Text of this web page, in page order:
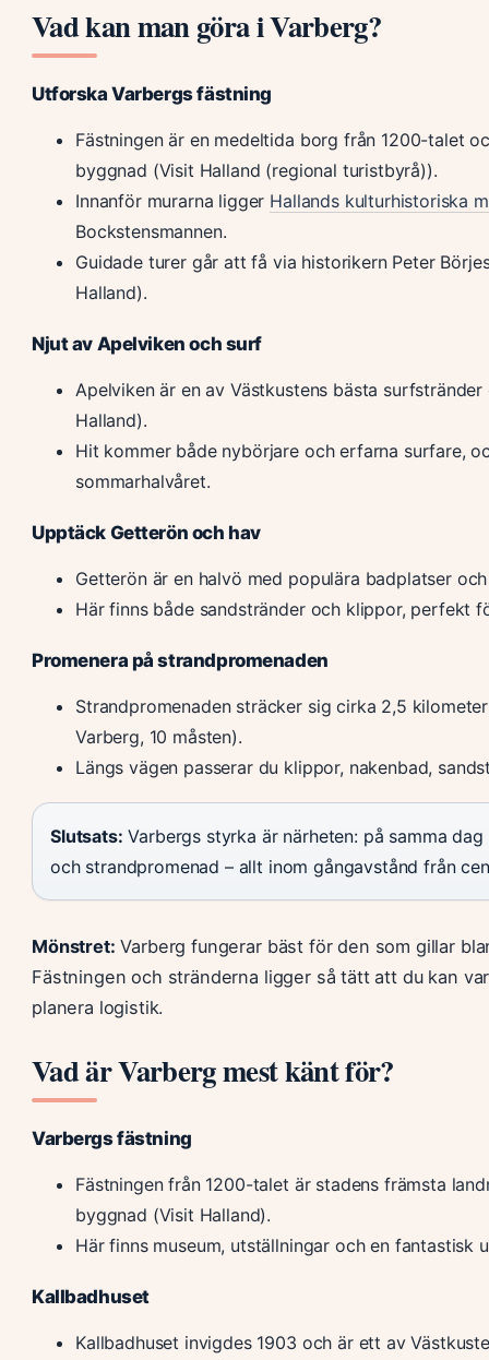
Vad kan man göra i Varberg?
Utforska Varbergs fästning
Fästningen är en medeltida borg från 1200-talet
byggnad (Visit Halland (regional turistbyrå)).
Innanför murarna ligger Hallands kulturhistoriska
Bockstensmannen.
Guidade turer går att få via historikern Peter
Halland).
Njut av Apelviken och surf
Apelviken är en av Västkustens bästa
Halland).
Hit kommer både nybörjare och erfarna surfare,
sommarhalvåret.
Upptäck Getterön och hav
Getterön är en halvö med populära badplatser
Här finns både sandstränder och klippor, perfekt
Promenera på strandpromenaden
Strandpromenaden sträcker sig cirka 2,5
Varberg, 10 måsten).
Längs vägen passerar du klippor, nakenbad,
Slutsats: Varbergs styrka är närheten: på samma
och strandpromenad – allt inom gångavstånd från
Mönstret: Varberg fungerar bäst för den som gillar
Fästningen och stränderna ligger så tätt att du kan
planera logistik.
Vad är Varberg mest känt för?
Varbergs fästning
Fästningen från 1200-talet är stadens främsta
byggnad (Visit Halland).
Här finns museum, utställningar och en fantastisk
Kallbadhuset
Kallbadhuset invigdes 1903 och är ett av